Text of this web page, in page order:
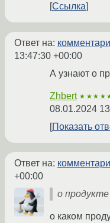
Ссылка
Ответ на:
13:47:30 +00:00
А узнают о
Zhbert
08.01.2024
Показать
Ответ на:
+00:00
о продукте
о каком